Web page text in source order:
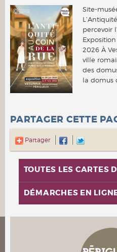
Site-
percevoir
2026 À
ville
des
la domus
PARTAGER CETTE
Partager
TOUTES LES CARTES
DÉMARCHES EN